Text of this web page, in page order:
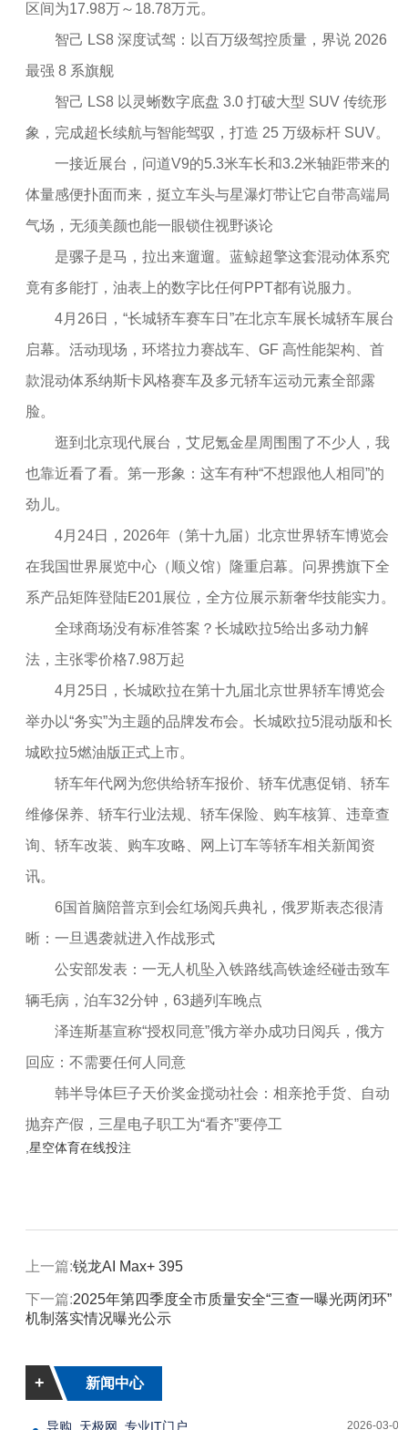
区间为17.98万～18.78万元。
智己 LS8 深度试驾：以百万级驾控质量，界说 2026
最强 8 系旗舰
智己 LS8 以灵蜥数字底盘 3.0 打破大型 SUV 传统形
象，完成超长续航与智能驾驭，打造 25 万级标杆 SUV。
一接近展台，问道V9的5.3米车长和3.2米轴距带来的
体量感便扑面而来，挺立车头与星瀑灯带让它自带高端局
气场，无须美颜也能一眼锁住视野谈论
是骡子是马，拉出来遛遛。蓝鲸超擎这套混动体系究
竟有多能打，油表上的数字比任何PPT都有说服力。
4月26日，“长城轿车赛车日”在北京车展长城轿车展台
启幕。活动现场，环塔拉力赛战车、GF 高性能架构、首
款混动体系纳斯卡风格赛车及多元轿车运动元素全部露
脸。
逛到北京现代展台，艾尼氪金星周围围了不少人，我
也靠近看了看。第一形象：这车有种“不想跟他人相同”的
劲儿。
4月24日，2026年（第十九届）北京世界轿车博览会
在我国世界展览中心（顺义馆）隆重启幕。问界携旗下全
系产品矩阵登陆E201展位，全方位展示新奢华技能实力。
全球商场没有标准答案？长城欧拉5给出多动力解
法，主张零价格7.98万起
4月25日，长城欧拉在第十九届北京世界轿车博览会
举办以“务实”为主题的品牌发布会。长城欧拉5混动版和长
城欧拉5燃油版正式上市。
轿车年代网为您供给轿车报价、轿车优惠促销、轿车
维修保养、轿车行业法规、轿车保险、购车核算、违章查
询、轿车改装、购车攻略、网上订车等轿车相关新闻资
讯。
6国首脑陪普京到会红场阅兵典礼，俄罗斯表态很清
晰：一旦遇袭就进入作战形式
公安部发表：一无人机坠入铁路线高铁途经碰击致车
辆毛病，泊车32分钟，63趟列车晚点
泽连斯基宣称“授权同意”俄方举办成功日阅兵，俄方
回应：不需要任何人同意
韩半导体巨子天价奖金搅动社会：相亲抢手货、自动
抛弃产假，三星电子职工为“看齐”要停工
,星空体育在线投注
上一篇:锐龙AI Max+ 395
下一篇:2025年第四季度全市质量安全“三查一曝光两闭环”
机制落实情况曝光公示
+ 新闻中心
导购_天极网_专业IT门户 2026-03-04